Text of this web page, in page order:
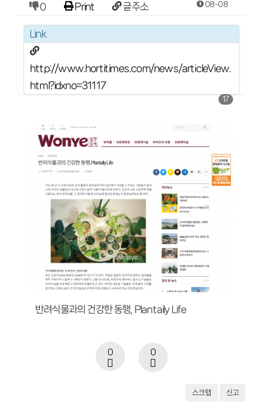
0
Print 글주소 08-08
Link
http://www.hortitimes.com/news/articleView.
html?idxno=31117
17
반려식물과의 건강한 동행, Plantaily Life
0 0
스크랩 신고